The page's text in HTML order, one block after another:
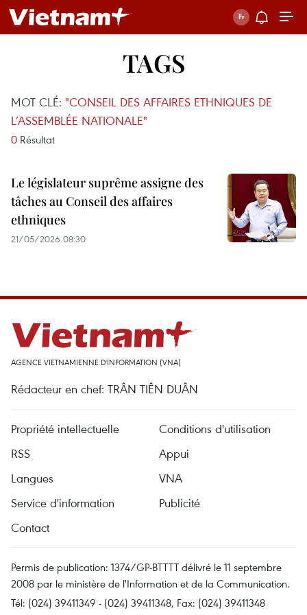
TAGS
MOT CLÉ: "CONSEIL DES AFFAIRES ETHNIQUES DE
L’ASSEMBLÉE NATIONALE"
0 Résultat
Le législateur suprême assigne des
tâches au Conseil des affaires
ethniques
21/05/2026 08:30
AGENCE VIETNAMIENNE D'INFORMATION (VNA)
Rédacteur en chef: TRÂN TIÊN DUÂN
Propriété intellectuelle
Conditions d'utilisation
RSS
Appui
Langues
VNA
Service d'information
Publicité
Contact
Permis de publication: 1374/GP-BTTTT délivré le 11 septembre
2008 par le ministère de l'Information et de la Communication.
Tél: (024) 39411349 - (024) 39411348, Fax: (024) 39411348